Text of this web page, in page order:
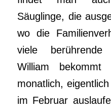
Säuglinge, die
wo die
viele berührende
William
monatlich,
im Februar